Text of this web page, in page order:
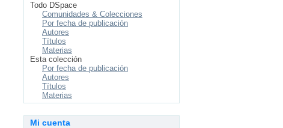
Todo DSpace
Comunidades & Colecciones
Por fecha de publicación
Autores
Títulos
Materias
Esta colección
Por fecha de publicación
Autores
Títulos
Materias
Mi cuenta